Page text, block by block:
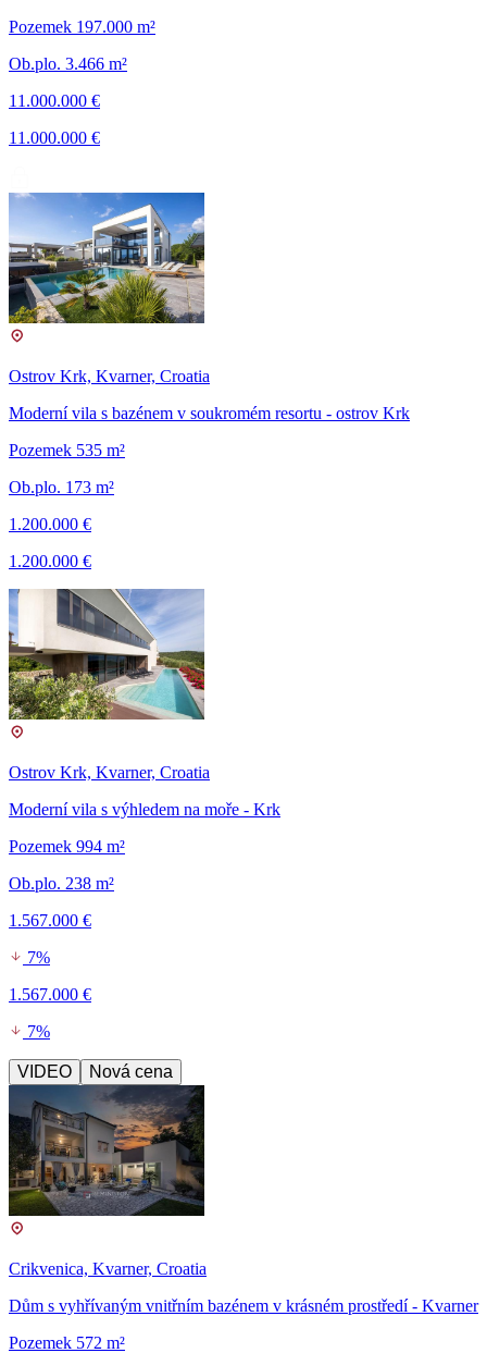
Pozemek 197.000 m²
Ob.plo. 3.466 m²
11.000.000 €
11.000.000 €
Ostrov Krk, Kvarner, Croatia
Moderní vila s bazénem v soukromém resortu - ostrov Krk
Pozemek 535 m²
Ob.plo. 173 m²
1.200.000 €
1.200.000 €
Ostrov Krk, Kvarner, Croatia
Moderní vila s výhledem na moře - Krk
Pozemek 994 m²
Ob.plo. 238 m²
1.567.000 €
7%
1.567.000 €
7%
VIDEO Nová cena
Crikvenica, Kvarner, Croatia
Dům s vyhřívaným vnitřním bazénem v krásném prostředí - Kvarner
Pozemek 572 m²